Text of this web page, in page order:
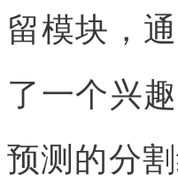
留模块，
了一个兴
预测的分